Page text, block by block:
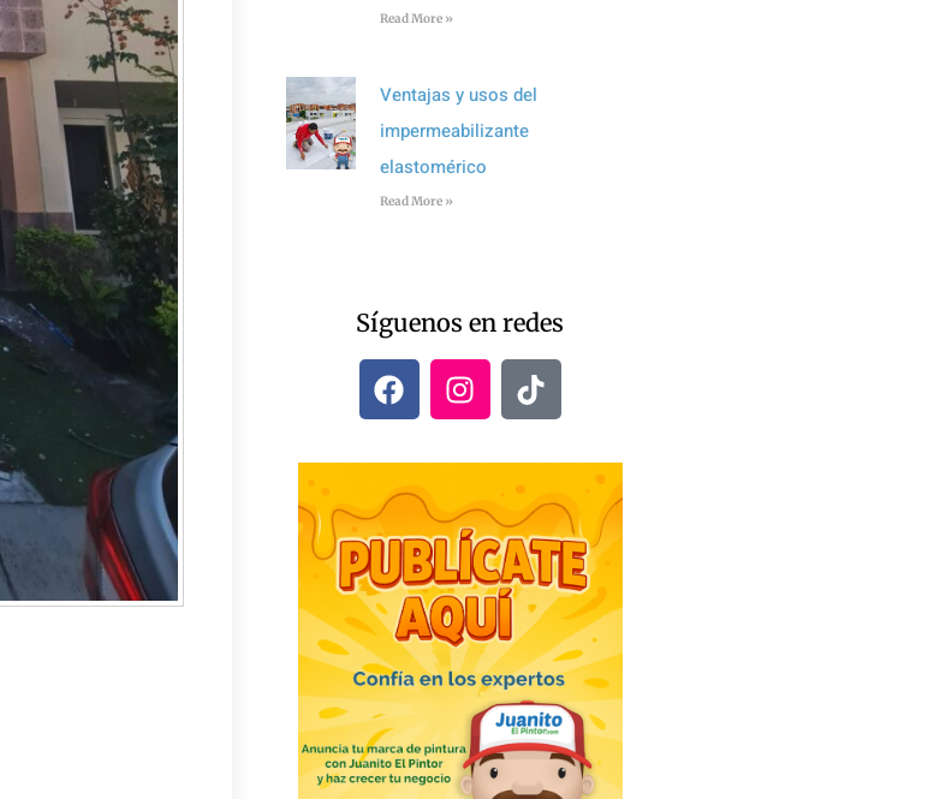
Read More »
Ventajas y usos del
impermeabilizante
elastomérico
Read More »
Síguenos en redes